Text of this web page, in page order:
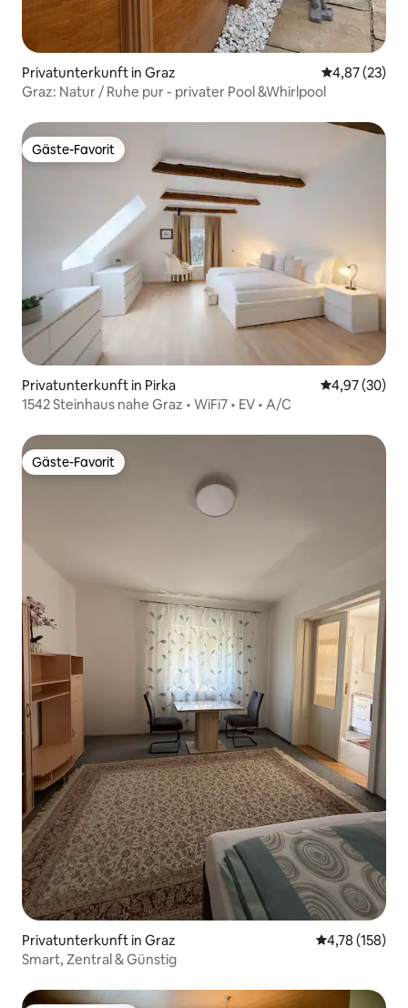
Privatunterkunft in Graz
4,87 (23)
Graz: Natur / Ruhe pur - privater Pool &Whirlpool
Gäste-Favorit
Gäste-Favorit
Privatunterkunft in Pirka
4,97 (30)
1542 Steinhaus nahe Graz • WiFi7 • EV • A/C
Gäste-Favorit
Gäste-Favorit
Privatunterkunft in Graz
4,78 (158)
Smart, Zentral & Günstig